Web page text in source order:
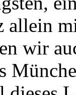
allein
wir